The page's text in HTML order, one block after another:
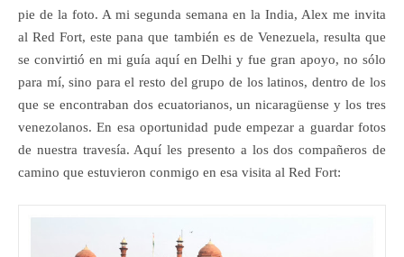
pie de la foto. A mi segunda semana en la India, Alex me invita
al Red Fort, este pana que también es de Venezuela, resulta que
se convirtió en mi guía aquí en Delhi y fue gran apoyo, no sólo
para mí, sino para el resto del grupo de los latinos, dentro de los
que se encontraban dos ecuatorianos, un nicaragüense y los tres
venezolanos. En esa oportunidad pude empezar a guardar fotos
de nuestra travesía. Aquí les presento a los dos compañeros de
camino que estuvieron conmigo en esa visita al Red Fort: